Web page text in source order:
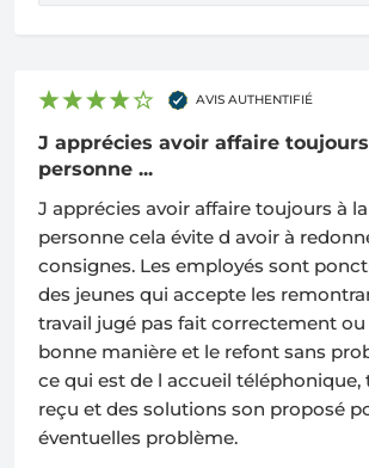
AVIS AUTHENTIFIÉ
J apprécies avoir affaire
personne ...
J apprécies avoir affaire toujours à
personne cela évite d avoir à
consignes. Les employés sont
des jeunes qui accepte les
travail jugé pas fait correctement ou
bonne manière et le refont sans
ce qui est de l accueil téléphonique,
reçu et des solutions son proposé
éventuelles problème.